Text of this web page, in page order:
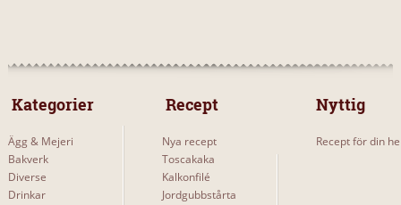
Kategorier
Ägg & Mejeri
Bakverk
Diverse
Drinkar
Recept
Nya recept
Toscakaka
Kalkonfilé
Jordgubbstårta
Nyttig
Recept för din